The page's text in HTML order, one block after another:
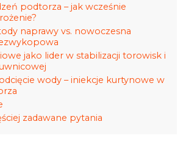
podtorza – jak wcześnie
naprawy vs. nowoczesna
jako lider w stabilizacji torowisk i
wody – iniekcje kurtynowe w
zadawane pytania